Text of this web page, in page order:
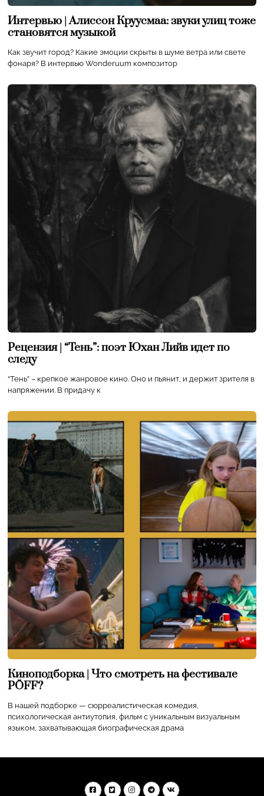
Интервью | Алиссон Круусмаа: звуки улиц тоже
становятся музыкой
Как звучит город? Какие эмоции скрыты в шуме ветра или свете
фонаря? В интервью Wonderuum композитор
Рецензия | “Тень”: поэт Юхан Лийв идет по
следу
“Тень” – крепкое жанровое кино. Оно и пьянит, и держит зрителя в
напряжении. В придачу к
Киноподборка | Что смотреть на фестивале
PÖFF?
В нашей подборке — сюрреалистическая комедия,
психологическая антиутопия, фильм с уникальным визуальным
языком, захватывающая биографическая драма